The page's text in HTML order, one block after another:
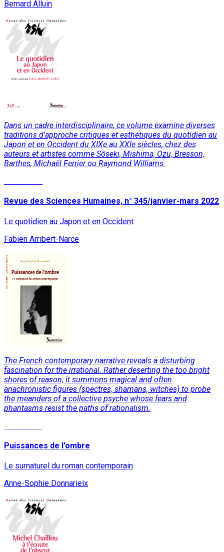
Bernard Alluin
Dans un cadre interdisciplinaire, ce volume examine diverses
traditions d'approche critiques et esthétiques du quotidien au
Japon et en Occident du XIXe au XXIe siècles, chez des
auteurs et artistes comme Sôseki, Mishima, Ozu, Bresson,
Barthes, Michaël Ferrier ou Raymond Williams.
Revue des Sciences Humaines, n° 345/janvier-mars 2022
Le quotidien au Japon et en Occident
Fabien Arribert-Narce
The French contemporary narrative reveals a disturbing
fascination for the irrational. Rather deserting the too bright
shores of reason, it summons magical and often
anachronistic figures (spectres, shamans, witches) to probe
the meanders of a collective psyche whose fears and
phantasms resist the paths of rationalism.
Puissances de l'ombre
Le surnaturel du roman contemporain
Anne-Sophie Donnarieix